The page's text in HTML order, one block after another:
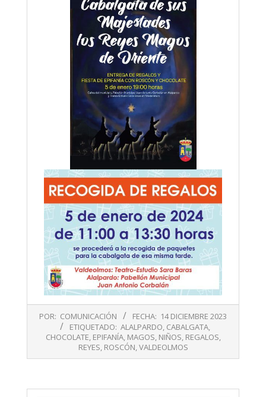
12-
POR: COMUNICACIÓN FECHA: 14 DICIEMBRE 2023
ETIQUETADO: ALALPARDO, CABALGATA,
CHOCOLATE, EPIFANÍA, MAGOS, NIÑOS, REGALOS,
REYES, ROSCÓN,VALDEOLMOS